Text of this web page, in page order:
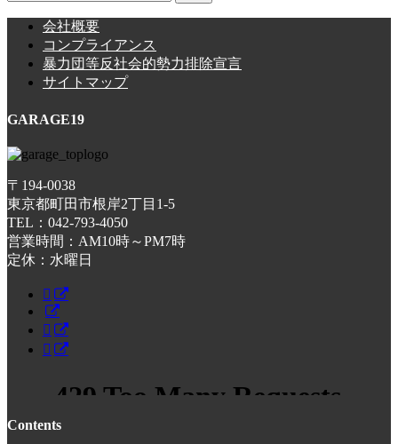
会社概要
コンプライアンス
暴力団等反社会的勢力排除宣言
サイトマップ
GARAGE19
〒194-0038
東京都町田市根岸2丁目1-5
TEL：042-793-4050
営業時間：AM10時～PM7時
定休：水曜日
Contents